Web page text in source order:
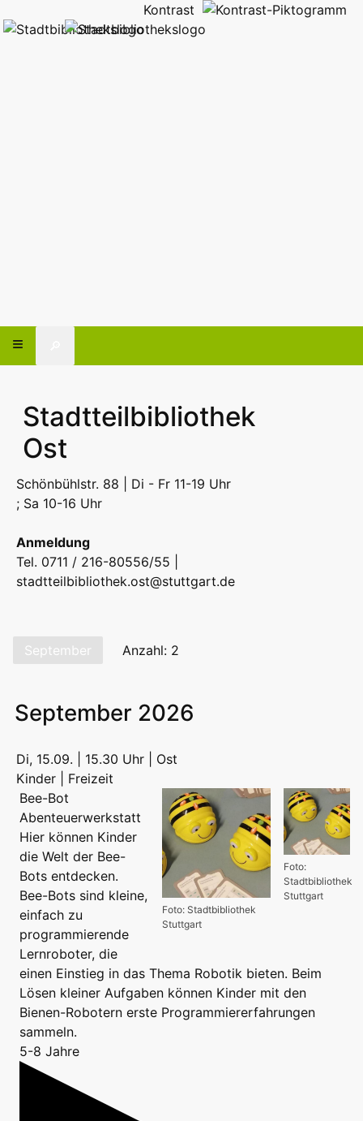
Kontrast
Stadtteilbibliothek
Ost
Schönbühlstr. 88 | Di - Fr 11-19 Uhr
; Sa 10-16 Uhr
Anmeldung
Tel. 0711 / 216-80556/55 |
stadtteilbibliothek.ost@stuttgart.de
September Anzahl: 2
September 2026
Di, 15.09. | 15.30 Uhr | Ost
Kinder | Freizeit
Foto:
Stadtbibliothek
Stuttgart
Foto: Stadtbibliothek
Stuttgart
Bee-Bot
Abenteuerwerkstatt
Hier können Kinder
die Welt der Bee-
Bots entdecken.
Bee-Bots sind kleine,
einfach zu
programmierende
Lernroboter, die
einen Einstieg in das Thema Robotik bieten. Beim
Lösen kleiner Aufgaben können Kinder mit den
Bienen-Robotern erste Programmiererfahrungen
sammeln.
5-8 Jahre